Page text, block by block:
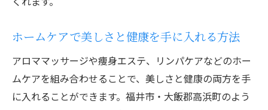
ホームケアで美しさと健康を手に入れる方法
アロママッサージや痩身エステ、リンパケアなどのホー
ムケアを組み合わせることで、美しさと健康の両方を手
に入れることができます。福井市・大飯郡高浜町のよう